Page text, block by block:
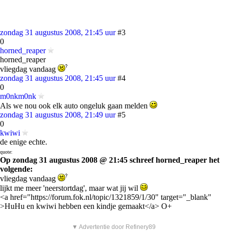
zondag 31 augustus 2008, 21:45 uur #3
0
horned_reaper
horned_reaper
vliegdag vandaag
zondag 31 augustus 2008, 21:45 uur #4
0
m0nkm0nk
Als we nou ook elk auto ongeluk gaan melden
zondag 31 augustus 2008, 21:49 uur #5
0
kwiwi
de enige echte.
quote:
Op zondag 31 augustus 2008 @ 21:45 schreef horned_reaper het
volgende:
vliegdag vandaag
lijkt me meer 'neerstortdag', maar wat jij wil
<a href="https://forum.fok.nl/topic/1321859/1/30" target="_blank"
>HuHu en kwiwi hebben een kindje gemaakt</a> O+
▼ Advertentie door Refinery89